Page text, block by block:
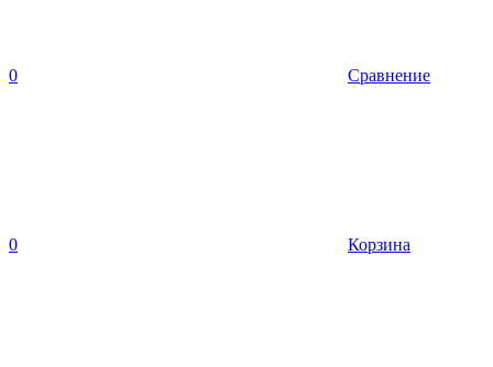
0 Сравнение
0 Корзина